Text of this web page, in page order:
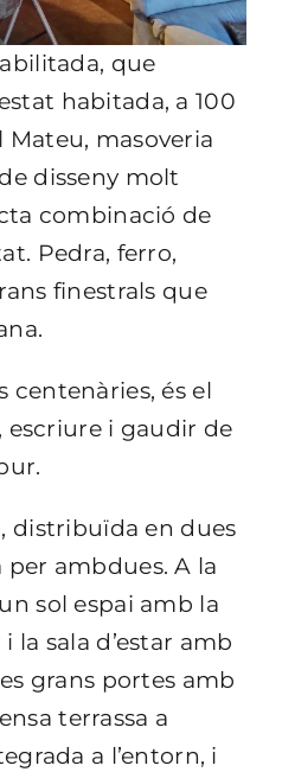
que
habitada, a 100
Mateu, masoveria
disseny molt
combinació de
Pedra, ferro,
finestrals que
centenàries, és el
escriure i gaudir de
distribuïda en dues
ambdues. A la
sol espai amb la
la sala d’estar amb
grans portes amb
terrassa a
a l’entorn, i